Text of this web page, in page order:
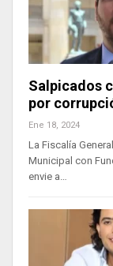
Salpicados
por
Ene 18, 2024
La Fiscalía
Municipal con
envie a…